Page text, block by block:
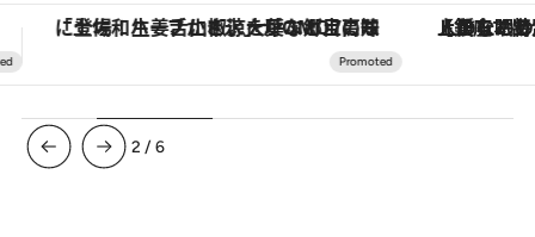
【銀座で出合う最旬美容】美髪ケアや上質な眠り…セルフケアのアップデートから、特別な名入れギフトまで。大人のための「ReFa GINZA」クルーズ
3 /6